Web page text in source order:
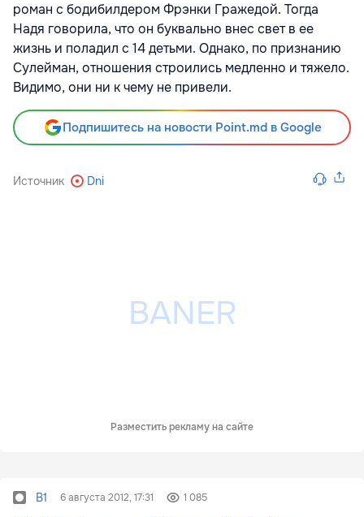
роман с бодибилдером Фрэнки Гражедой. Тогда
Надя говорила, что он буквально внес свет в ее
жизнь и поладил с 14 детьми. Однако, по признанию
Сулейман, отношения строились медленно и тяжело.
Видимо, они ни к чему не привели.
Подпишитесь на новости Point.md в Google
Источник Dni
Разместить рекламу на сайте
B1 6 августа 2012, 17:31 1 085